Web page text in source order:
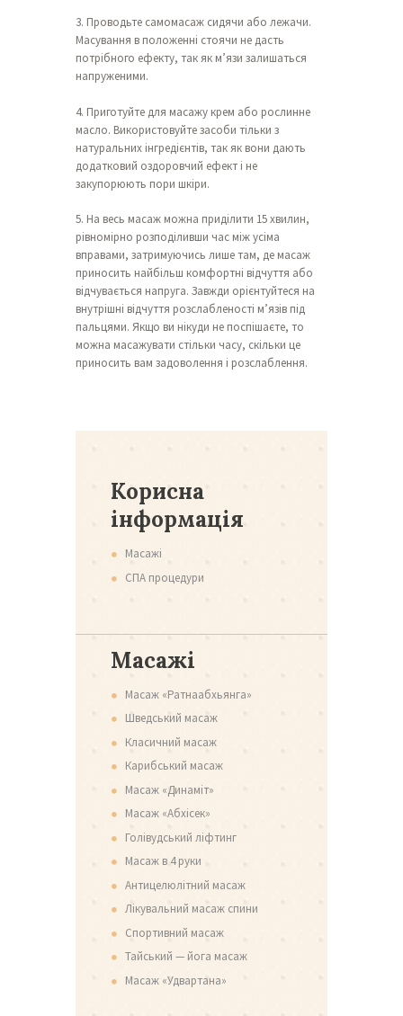
3. Проводьте самомасаж сидячи або лежачи.
Масування в положенні стоячи не дасть
потрібного ефекту, так як м’язи залишаться
напруженими.
4. Приготуйте для масажу крем або рослинне
масло. Використовуйте засоби тільки з
натуральних інгредієнтів, так як вони дають
додатковий оздоровчий ефект і не
закупорюють пори шкіри.
5. На весь масаж можна приділити 15 хвилин,
рівномірно розподіливши час між усіма
вправами, затримуючись лише там, де масаж
приносить найбільш комфортні відчуття або
відчувається напруга. Завжди орієнтуйтеся на
внутрішні відчуття розслабленості м’язів під
пальцями. Якщо ви нікуди не поспішаєте, то
можна масажувати стільки часу, скільки це
приносить вам задоволення і розслаблення.
Корисна
інформація
Масажі
СПА процедури
Масажі
Масаж «Ратнаабхьянга»
Шведський масаж
Класичний масаж
Карибський масаж
Масаж «Динаміт»
Масаж «Абхісек»
Голівудський ліфтинг
Масаж в 4 руки
Антицелюлітний масаж
Лікувальний масаж спини
Спортивний масаж
Тайський — йога масаж
Масаж «Удвартана»